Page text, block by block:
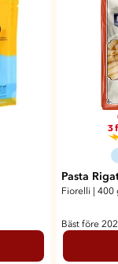
3
Pasta
Fiorelli 400
Bäst före